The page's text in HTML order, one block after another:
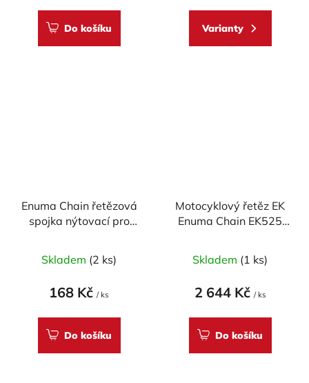
Do košíku Varianty
Enuma Chain řetězová
spojka nýtovací pro
Skladem (2 ks)
168 Kč / ks
Do košíku
Motocyklový řetěz EK
Enuma Chain EK525
Skladem (1 ks)
2 644 Kč / ks
Do košíku